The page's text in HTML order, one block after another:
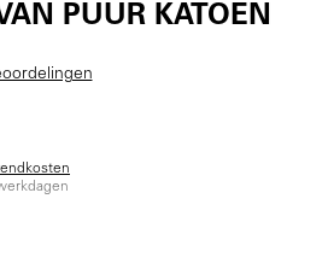
PUUR KATOEN